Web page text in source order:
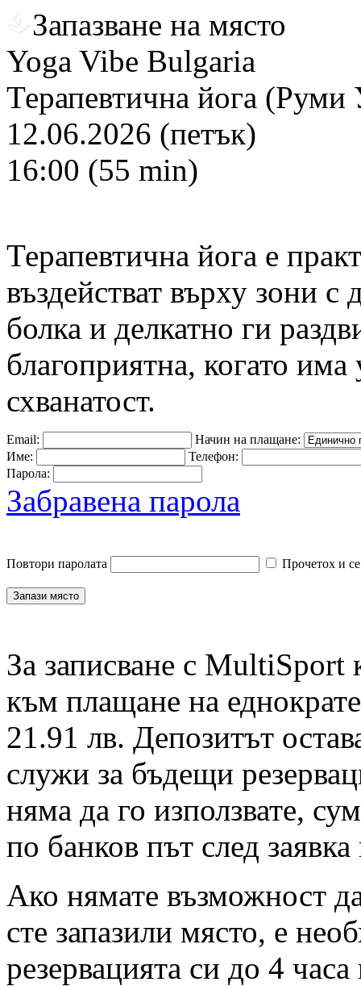
Запазване на място
Yoga Vibe Bulgaria
Терапевтична йога (Руми
12.06.2026 (петък)
16:00 (55 min)
Терапевтична йога е
въздействат върху зони
болка и делкатно ги
благоприятна, когато
схванатост.
Email:
Начин на плащане:
Име:
Телефон:
Парола:
Забравена парола
Повтори паролата Прочетох и
За записване с MultiSport
към плащане на
21.91 лв. Депозитът
служи за бъдещи
няма да го използвате,
по банков път след
Ако нямате възможност
сте запазили място, е
резервацията си до 4